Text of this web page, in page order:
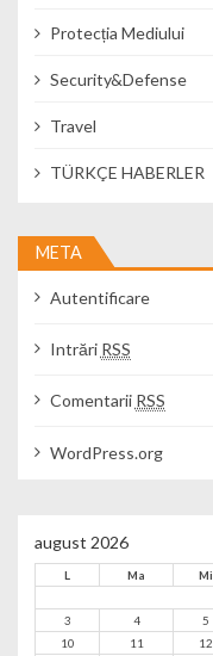
Protecția Mediului
Security&Defense
Travel
TÜRKÇE HABERLER
META
Autentificare
Intrări RSS
Comentarii RSS
WordPress.org
august 2026
L Ma Mi
3
4 5
10
11 12